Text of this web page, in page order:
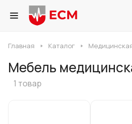
Главная Каталог
Мебель
1 товар